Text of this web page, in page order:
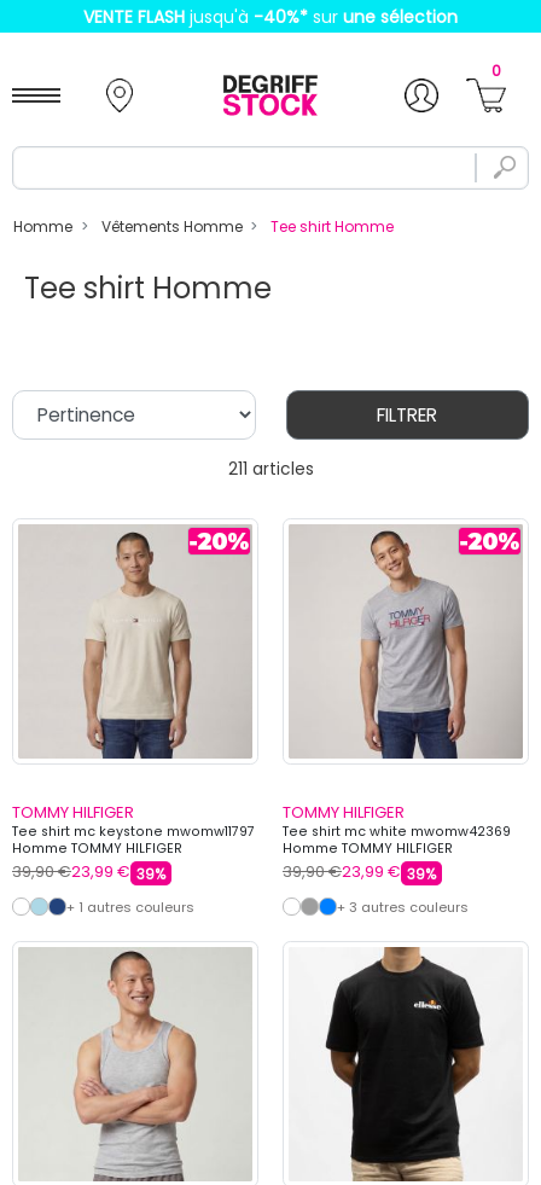
VENTE FLASH jusqu'à -40%* sur une sélection
0
Homme Vêtements Homme Tee shirt Homme
Tee shirt Homme
211 articles
FILTRER
TOMMY HILFIGER
Tee shirt mc keystone mwomw11797
Homme TOMMY HILFIGER
39,90 €23,99 € 39%
+ 1 autres couleurs
TOMMY HILFIGER
Tee shirt mc white mwomw42369
Homme TOMMY HILFIGER
39,90 €23,99 € 39%
+ 3 autres couleurs